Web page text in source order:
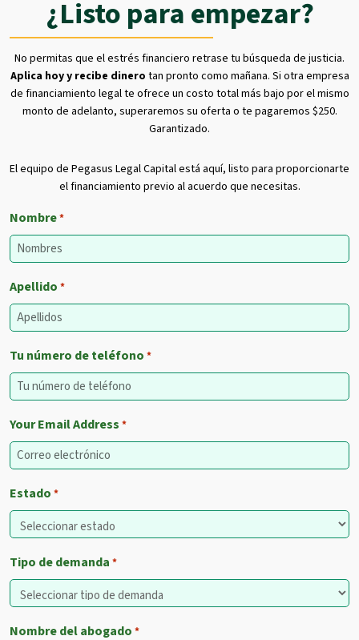
¿Listo para empezar?
No permitas que el estrés financiero retrase tu búsqueda de justicia.
Aplica hoy y recibe dinero tan pronto como mañana. Si otra empresa
de financiamiento legal te ofrece un costo total más bajo por el mismo
monto de adelanto, superaremos su oferta o te pagaremos $250.
Garantizado.
El equipo de Pegasus Legal Capital está aquí, listo para proporcionarte
el financiamiento previo al acuerdo que necesitas.
Nombre*
Apellido *
Tu número de teléfono *
Your Email Address *
Estado *
Tipo de demanda *
Nombre del abogado *